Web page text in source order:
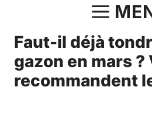
contenu
Faut-il déjà
gazon en mars ?
recommandent